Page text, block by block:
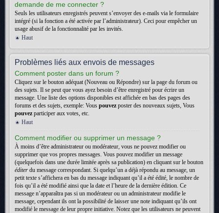
demande de me connecter ?
Seuls les utilisateurs enregistrés peuvent s’envoyer des e-mails via le formulaire
intégré (si la fonction a été activée par l’administrateur). Ceci pour empêcher un
usage abusif de la fonctionnalité par les invités.
Haut
Problèmes liés aux envois de messages
Comment poster dans un forum ?
Cliquez sur le bouton adéquat (Nouveau ou Répondre) sur la page du forum ou
des sujets. Il se peut que vous ayez besoin d’être enregistré pour écrire un
message. Une liste des options disponibles est affichée en bas des pages des
forums et des sujets, exemple: Vous pouvez poster des nouveaux sujets, Vous
pouvez participer aux votes, etc.
Haut
Comment modifier ou supprimer un message ?
À moins d’être administrateur ou modérateur, vous ne pouvez modifier ou
supprimer que vos propres messages. Vous pouvez modifier un message
(quelquefois dans une durée limitée après sa publication) en cliquant sur le bouton
éditer du message correspondant. Si quelqu’un a déjà répondu au message, un
petit texte s’affichera en bas du message indiquant qu’il a été édité, le nombre de
fois qu’il a été modifié ainsi que la date et l’heure de la dernière édition. Ce
message n’apparaîtra pas si un modérateur ou un administrateur modifie le
message, cependant ils ont la possibilité de laisser une note indiquant qu’ils ont
modifié le message de leur propre initiative. Notez que les utilisateurs ne peuvent